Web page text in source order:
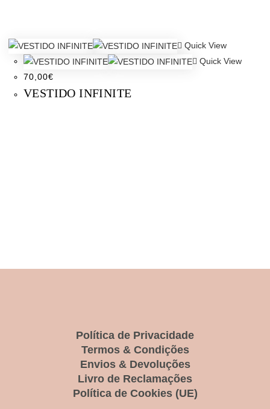
Quick View
Quick View
70,00€
VESTIDO INFINITE
Política de Privacidade
Termos & Condições
Envios & Devoluções
Livro de Reclamações
Política de Cookies (UE)